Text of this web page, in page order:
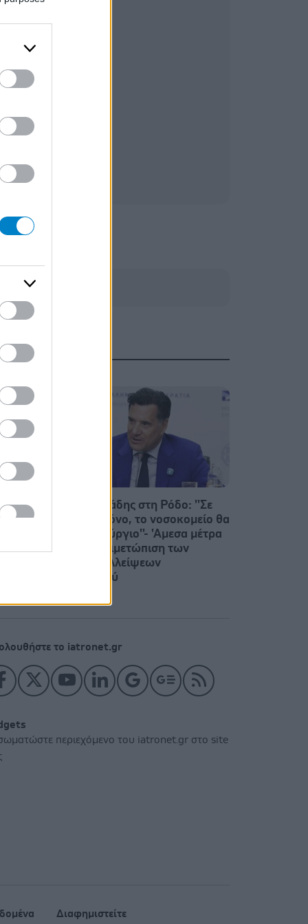
Αδ. Γεωργιάδης στη Ρόδο: ''Σε
ενάμιση χρόνο, το νοσοκομείο θα
είναι καινούργιο''- 'Αμεσα μέτρα
για την αντιμετώπιση των
σοβαρών ελλείψεων
προσωπικού
το iatronet.gr
περιεχόμενο του iatronet.gr στο site
Διαφημιστείτε